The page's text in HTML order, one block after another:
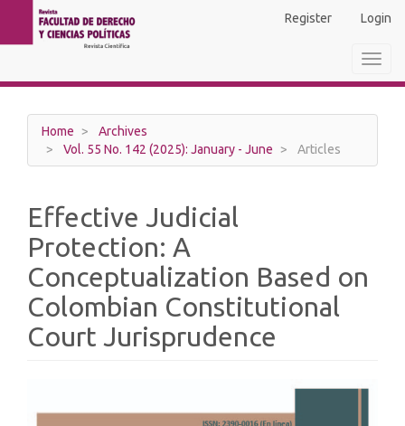
Main
Navigation
Sidebar
Register Login
Home
Archives
Vol. 55 No. 142 (2025): January - June
Articles
Effective Judicial
Protection: A
Conceptualization Based on
Colombian Constitutional
Court Jurisprudence
Sidebar